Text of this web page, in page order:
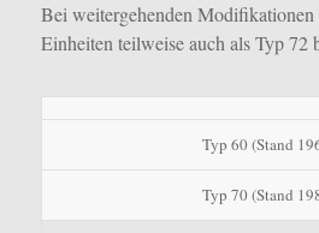
Bei weitergehenden
Einheiten teilweise auch als Typ 72
Typ 60 (Stand
Typ 70 (Stand